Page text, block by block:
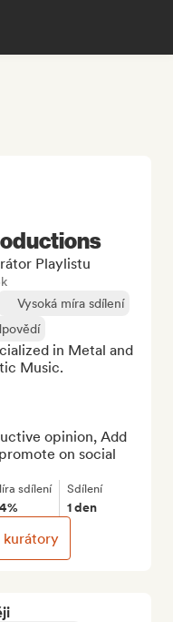
Playlistu
Vysoká míra sdílení
in Metal and
Music.
opinion, Add
on social
sdílení Sdílení
1 den
kurátory